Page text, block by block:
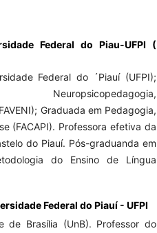
Federal do Piau-UFPI (
Federal do ´Piauí (UFPI);
Graduada em Pedagogia,
(FACAPI). Professora efetiva da
do Piauí. Pós-graduanda em
do Ensino de Língua
Federal do Piauí - UFPI
de Brasília (UnB). Professor do